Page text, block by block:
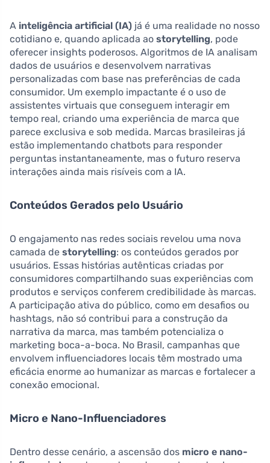
A inteligência artificial (IA) já é uma realidade no nosso
cotidiano e, quando aplicada ao storytelling, pode
oferecer insights poderosos. Algoritmos de IA analisam
dados de usuários e desenvolvem narrativas
personalizadas com base nas preferências de cada
consumidor. Um exemplo impactante é o uso de
assistentes virtuais que conseguem interagir em
tempo real, criando uma experiência de marca que
parece exclusiva e sob medida. Marcas brasileiras já
estão implementando chatbots para responder
perguntas instantaneamente, mas o futuro reserva
interações ainda mais risíveis com a IA.
Conteúdos Gerados pelo Usuário
O engajamento nas redes sociais revelou uma nova
camada de storytelling: os conteúdos gerados por
usuários. Essas histórias autênticas criadas por
consumidores compartilhando suas experiências com
produtos e serviços conferem credibilidade às marcas.
A participação ativa do público, como em desafios ou
hashtags, não só contribui para a construção da
narrativa da marca, mas também potencializa o
marketing boca-a-boca. No Brasil, campanhas que
envolvem influenciadores locais têm mostrado uma
eficácia enorme ao humanizar as marcas e fortalecer a
conexão emocional.
Micro e Nano-Influenciadores
Dentro desse cenário, a ascensão dos micro e nano-